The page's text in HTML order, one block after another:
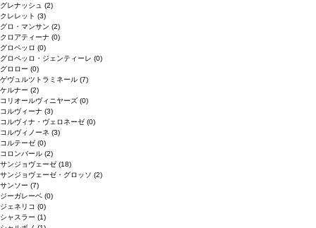
グレナッシュ (2)
クレレット (3)
グロ・マンサン (2)
クロアティーナ (0)
グロペッロ (0)
グロペッロ・ジェンティーレ (0)
グロロー (0)
ゲヴュルツトラミネール (7)
ケルナー (2)
コリオールヴィニヤーズ (0)
コルヴィーナ (3)
コルヴィナ・ヴェロネーゼ (0)
コルヴィノーネ (3)
コルテーゼ (0)
コロンバール (2)
サンジョヴェーゼ (18)
サンジョヴェーゼ・グロッソ (2)
サンソー (7)
ジーガレーベ (0)
ジェネリコ (0)
シャスラー (1)